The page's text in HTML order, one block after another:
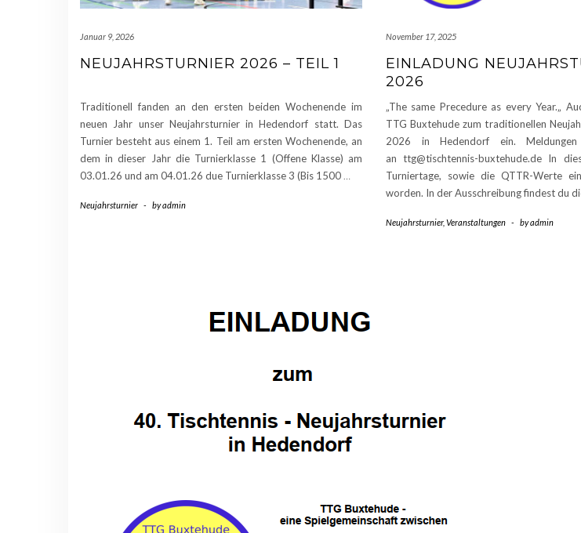
Januar 9, 2026
NEUJAHRSTURNIER 2026 – TEIL 1
Traditionell fanden an den ersten beiden Wochenende im
neuen Jahr unser Neujahrsturnier in Hedendorf statt. Das
Turnier besteht aus einem 1. Teil am ersten Wochenende, an
dem in dieser Jahr die Turnierklasse 1 (Offene Klasse) am
03.01.26 und am 04.01.26 due Turnierklasse 3 (Bis 1500…
Neujahrsturnier - byadmin
November 17, 2025
EINLADUNG
2026
„The same Precedure as every Year.„
TTG Buxtehude zum traditionellen
2026 in Hedendorf ein.
an ttg@tischtennis-buxtehude.de In
Turniertage, sowie die QTTR-Werte
worden. In der Ausschreibung findest du
Neujahrsturnier, Veranstaltungen - byadmin